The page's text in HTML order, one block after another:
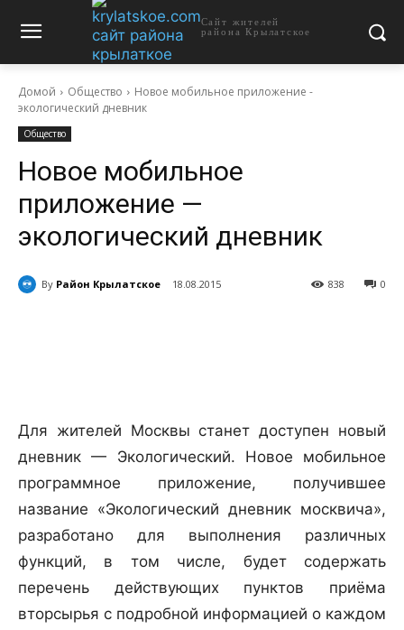
Сайт жителей
района Крылатское
Домой Общество
Новое мобильное приложение -
экологический дневник
Общество
Новое мобильное
приложение —
экологический дневник
By Район Крылатское 18.08.2015 0
838
Для жителей Москвы станет доступен новый
дневник — Экологический. Новое мобильное
программное приложение, получившее
название «Экологический дневник москвича»,
разработано для выполнения различных
функций, в том числе, будет содержать
перечень действующих пунктов приёма
вторсырья с подробной информацией о каждом